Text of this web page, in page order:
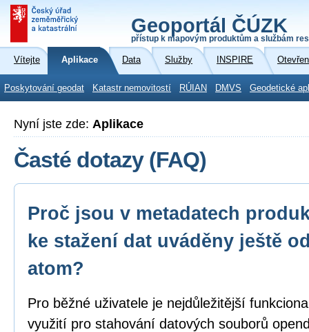
Geoportál ČÚZK
přístup k mapovým produktům a službám
Vítejte Aplikace Data Služby INSPIRE
Poskytování geodat Katastr nemovitostí RÚIAN DMVS Geodetické
Nyní jste zde: Aplikace
Časté dotazy (FAQ)
Proč jsou v metadatech
ke stažení dat uváděny ještě
atom?
Pro běžné uživatele je nejdůležitější
využití pro stahování datových souborů